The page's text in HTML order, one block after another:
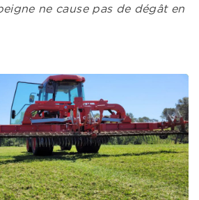
ne cause pas de dégât en